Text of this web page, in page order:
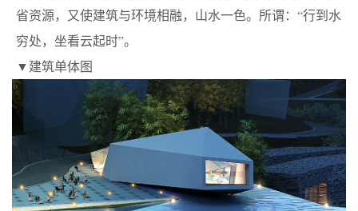
省资源，又使建筑与环境相融，山水一色。所谓：“行到水
穷处，坐看云起时”。
▼建筑单体图